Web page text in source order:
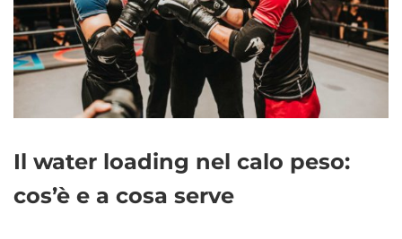
Il water loading nel calo peso:
cos’è e a cosa serve